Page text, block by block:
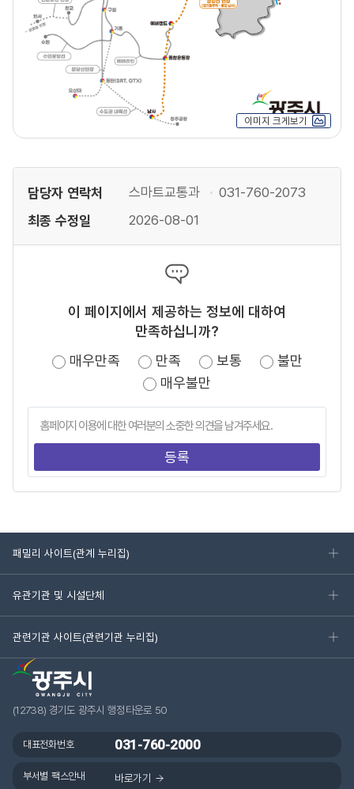
이미지 크게보기
담당자 연락처 스마트교통과 031-760-2073
최종 수정일 2026-08-01
이 페이지에서 제공하는 정보에 대하여
만족하십니까?
매우만족
만족 보통
불만
매우불만
패밀리 사이트(관계 누리집)
유관기관 및 시설단체
관련기관 사이트(관련기관 누리집)
(12738) 경기도 광주시 행정타운로 50
대표전화번호 031-760-2000
부서별 팩스안내 바로가기